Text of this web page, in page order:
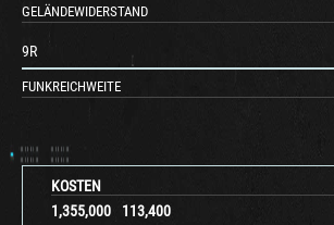
KOSTEN
1,355,000
113,400
GELÄNDEWIDERSTAND
9R
FUNKREICHWEITE